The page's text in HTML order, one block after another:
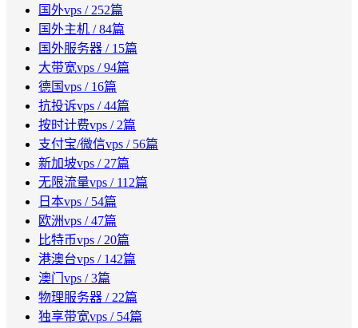
国外vps / 252篇
国外主机 / 84篇
国外服务器 / 15篇
大带宽vps / 94篇
德国vps / 16篇
抗投诉vps / 44篇
按时计费vps / 2篇
支付宝/微信vps / 56篇
新加坡vps / 27篇
无限流量vps / 112篇
日本vps / 54篇
欧洲vps / 47篇
比特币vps / 20篇
港澳台vps / 142篇
澳门vps / 3篇
物理服务器 / 22篇
独享带宽vps / 54篇